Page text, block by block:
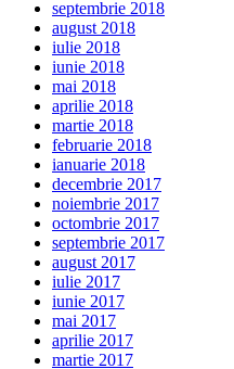
septembrie 2018
august 2018
iulie 2018
iunie 2018
mai 2018
aprilie 2018
martie 2018
februarie 2018
ianuarie 2018
decembrie 2017
noiembrie 2017
octombrie 2017
septembrie 2017
august 2017
iulie 2017
iunie 2017
mai 2017
aprilie 2017
martie 2017